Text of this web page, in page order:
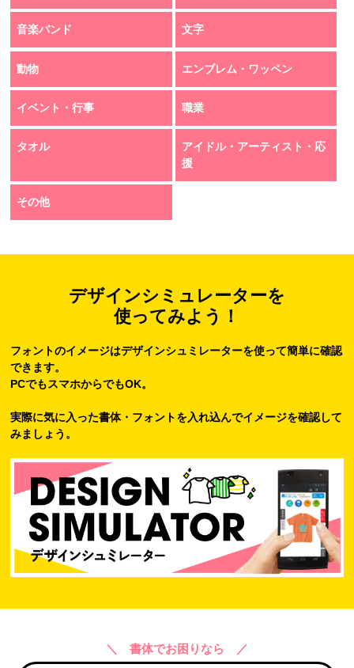
音楽バンド 文字
動物 エンブレム・ワッペン
イベント・行事 職業
タオル
アイドル・アーティスト・応
援
その他
デザインシミュレーターを
使ってみよう！
フォントのイメージはデザインシュミレーターを使って簡単に確認
できます。
PCでもスマホからでもOK。
実際に気に入った書体・フォントを入れ込んでイメージを確認して
みましょう。
＼ 書体でお困りなら ／